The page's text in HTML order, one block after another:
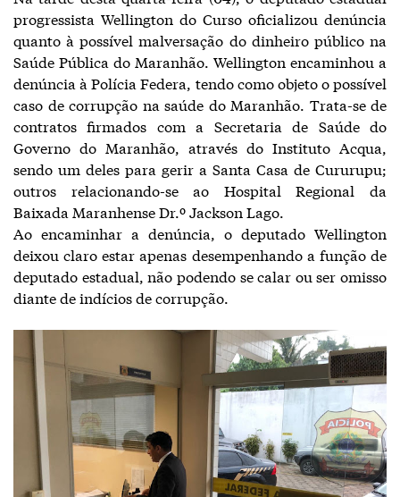
progressista Wellington do Curso oficializou denúncia
quanto à possível malversação do dinheiro público na
Saúde Pública do Maranhão. Wellington encaminhou a
denúncia à Polícia Federa, tendo como objeto o possível
caso de corrupção na saúde do Maranhão. Trata-se de
contratos firmados com a Secretaria de Saúde do
Governo do Maranhão, através do Instituto Acqua,
sendo um deles para gerir a Santa Casa de Cururupu;
outros relacionando-se ao Hospital Regional da
Baixada Maranhense Dr.º Jackson Lago.
Ao encaminhar a denúncia, o deputado Wellington
deixou claro estar apenas desempenhando a função de
deputado estadual, não podendo se calar ou ser omisso
diante de indícios de corrupção.